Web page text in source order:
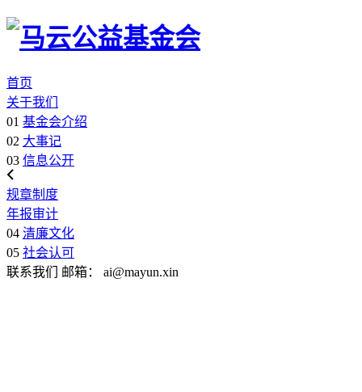
首页
关于我们
01 基金会介绍
02 大事记
03 信息公开
规章制度
年报审计
04 清廉文化
05 社会认可
联系我们
邮箱： ai@mayun.xin